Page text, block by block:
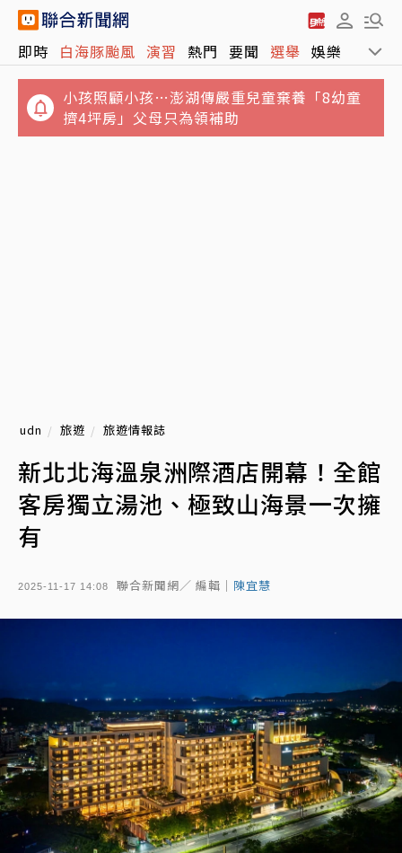
即時 白海豚颱風 演習 熱門 要聞 選舉 娛樂 運動
擠4坪房」父母只為領補助
白海豚進逼北海岸…新北淡水疑出現龍捲風 榕
樹遭連根拔起
udn 旅遊 旅遊情報誌
新北北海溫泉洲際酒店開幕！全館
客房獨立湯池、極致山海景一次擁
有
2025-11-17 14:08 聯合新聞網／ 編輯｜ 陳宜慧